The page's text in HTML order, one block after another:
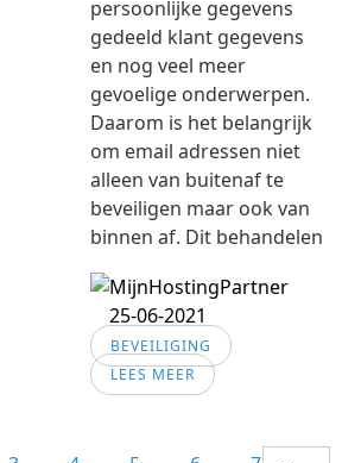
persoonlijke gegevens
gedeeld klant gegevens
en nog veel meer
gevoelige onderwerpen.
Daarom is het belangrijk
om email adressen niet
alleen van buitenaf te
beveiligen maar ook van
binnen af. Dit behandelen
25-06-2021
BEVEILIGING
LEES MEER